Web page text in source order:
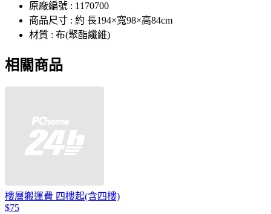
原廠編號 : 1170700
商品尺寸 : 約 長194×寬98×高84cm
材質 : 布(聚酯纖維)
相關商品
樓層搬運費 四樓起(含四樓)
$75